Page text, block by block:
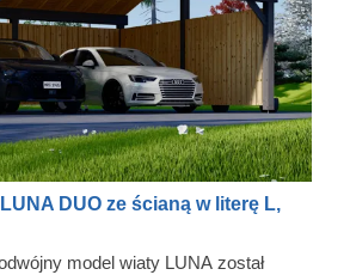
DUO ze ścianą w literę L,
model wiaty LUNA został